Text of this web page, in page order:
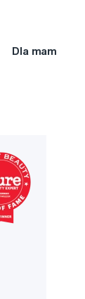
Dla mam